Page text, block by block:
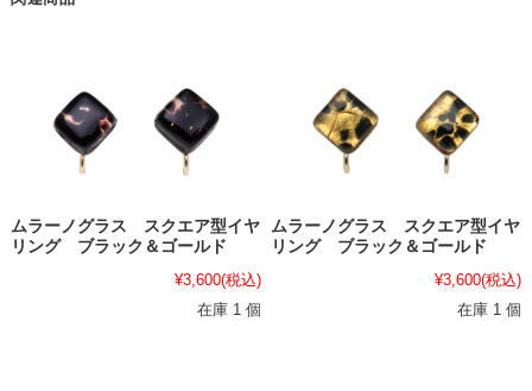
ムラーノグラス スクエア型イヤ
リング ブラック＆ゴールド
¥3,600(税込)
在庫 1 個
ムラーノグラス スクエア型イヤ
リング ブラック＆ゴールド
¥3,600(税込)
在庫 1 個